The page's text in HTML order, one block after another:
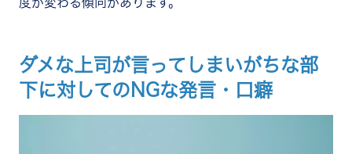
度が変わる傾向があります。
ダメな上司が言ってしまいがちな部
下に対してのNGな発言・口癖